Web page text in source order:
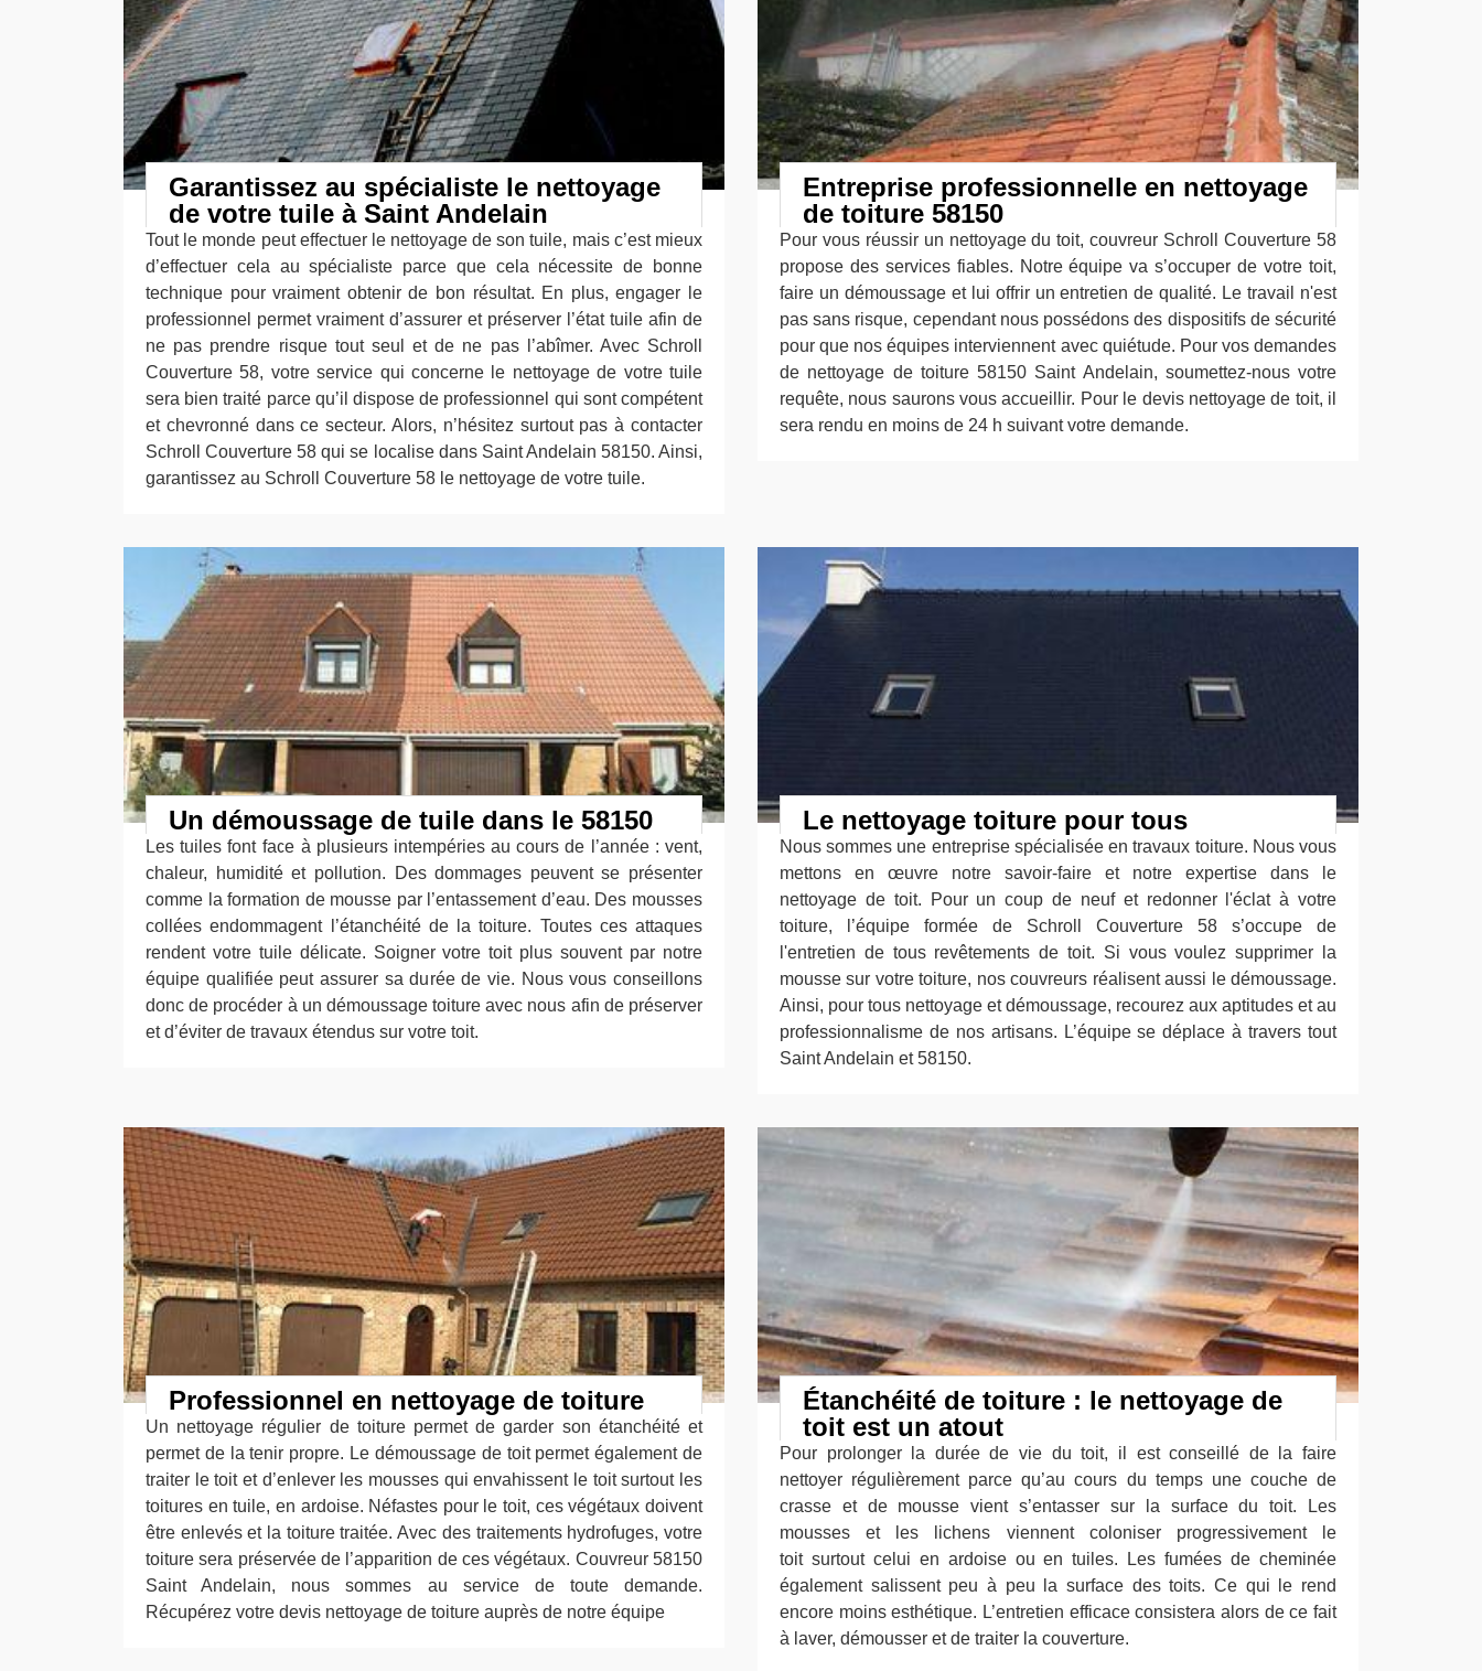
Garantissez au spécialiste le nettoyage
de votre tuile à Saint Andelain
Tout le monde peut effectuer le nettoyage de son tuile, mais c’est mieux
d’effectuer cela au spécialiste parce que cela nécessite de bonne
technique pour vraiment obtenir de bon résultat. En plus, engager le
professionnel permet vraiment d’assurer et préserver l’état tuile afin de
ne pas prendre risque tout seul et de ne pas l’abîmer. Avec Schroll
Couverture 58, votre service qui concerne le nettoyage de votre tuile
sera bien traité parce qu’il dispose de professionnel qui sont compétent
et chevronné dans ce secteur. Alors, n’hésitez surtout pas à contacter
Schroll Couverture 58 qui se localise dans Saint Andelain 58150. Ainsi,
garantissez au Schroll Couverture 58 le nettoyage de votre tuile.
Entreprise professionnelle en nettoyage
de toiture 58150
Pour vous réussir un nettoyage du toit, couvreur Schroll Couverture 58
propose des services fiables. Notre équipe va s’occuper de votre toit,
faire un démoussage et lui offrir un entretien de qualité. Le travail n'est
pas sans risque, cependant nous possédons des dispositifs de sécurité
pour que nos équipes interviennent avec quiétude. Pour vos demandes
de nettoyage de toiture 58150 Saint Andelain, soumettez-nous votre
requête, nous saurons vous accueillir. Pour le devis nettoyage de toit, il
sera rendu en moins de 24 h suivant votre demande.
Un démoussage de tuile dans le 58150
Les tuiles font face à plusieurs intempéries au cours de l’année : vent,
chaleur, humidité et pollution. Des dommages peuvent se présenter
comme la formation de mousse par l’entassement d’eau. Des mousses
collées endommagent l’étanchéité de la toiture. Toutes ces attaques
rendent votre tuile délicate. Soigner votre toit plus souvent par notre
équipe qualifiée peut assurer sa durée de vie. Nous vous conseillons
donc de procéder à un démoussage toiture avec nous afin de préserver
et d’éviter de travaux étendus sur votre toit.
Le nettoyage toiture pour tous
Nous sommes une entreprise spécialisée en travaux toiture. Nous vous
mettons en œuvre notre savoir-faire et notre expertise dans le
nettoyage de toit. Pour un coup de neuf et redonner l'éclat à votre
toiture, l’équipe formée de Schroll Couverture 58 s’occupe de
l'entretien de tous revêtements de toit. Si vous voulez supprimer la
mousse sur votre toiture, nos couvreurs réalisent aussi le démoussage.
Ainsi, pour tous nettoyage et démoussage, recourez aux aptitudes et au
professionnalisme de nos artisans. L’équipe se déplace à travers tout
Saint Andelain et 58150.
Professionnel en nettoyage de toiture
Un nettoyage régulier de toiture permet de garder son étanchéité et
permet de la tenir propre. Le démoussage de toit permet également de
traiter le toit et d’enlever les mousses qui envahissent le toit surtout les
toitures en tuile, en ardoise. Néfastes pour le toit, ces végétaux doivent
être enlevés et la toiture traitée. Avec des traitements hydrofuges, votre
toiture sera préservée de l’apparition de ces végétaux. Couvreur 58150
Saint Andelain, nous sommes au service de toute demande.
Récupérez votre devis nettoyage de toiture auprès de notre équipe
Étanchéité de toiture : le nettoyage de
toit est un atout
Pour prolonger la durée de vie du toit, il est conseillé de la faire
nettoyer régulièrement parce qu’au cours du temps une couche de
crasse et de mousse vient s’entasser sur la surface du toit. Les
mousses et les lichens viennent coloniser progressivement le
toit surtout celui en ardoise ou en tuiles. Les fumées de cheminée
également salissent peu à peu la surface des toits. Ce qui le rend
encore moins esthétique. L’entretien efficace consistera alors de ce fait
à laver, démousser et de traiter la couverture.